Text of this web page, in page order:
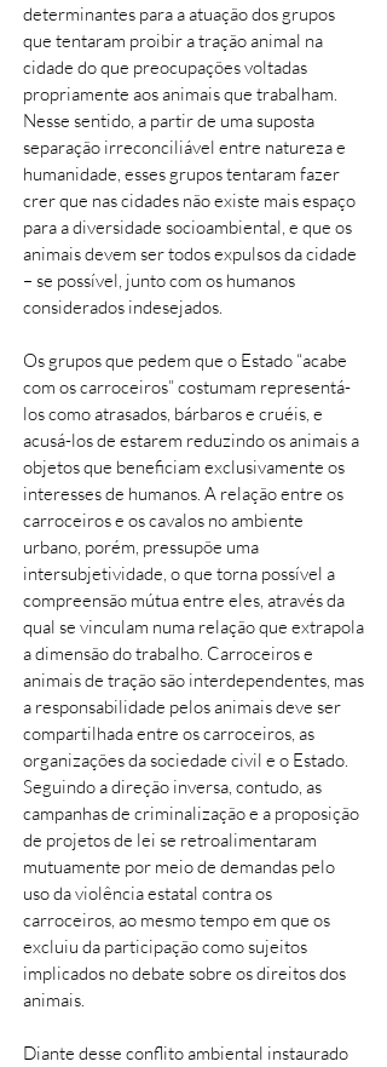
determinantes para a atuação dos grupos
que tentaram proibir a tração animal na
cidade do que preocupações voltadas
propriamente aos animais que trabalham.
Nesse sentido, a partir de uma suposta
separação irreconciliável entre natureza e
humanidade, esses grupos tentaram fazer
crer que nas cidades não existe mais espaço
para a diversidade socioambiental, e que os
animais devem ser todos expulsos da cidade
– se possível, junto com os humanos
considerados indesejados.
Os grupos que pedem que o Estado “acabe
com os carroceiros” costumam representá-
los como atrasados, bárbaros e cruéis, e
acusá-los de estarem reduzindo os animais a
objetos que beneficiam exclusivamente os
interesses de humanos. A relação entre os
carroceiros e os cavalos no ambiente
urbano, porém, pressupõe uma
intersubjetividade, o que torna possível a
compreensão mútua entre eles, através da
qual se vinculam numa relação que extrapola
a dimensão do trabalho. Carroceiros e
animais de tração são interdependentes, mas
a responsabilidade pelos animais deve ser
compartilhada entre os carroceiros, as
organizações da sociedade civil e o Estado.
Seguindo a direção inversa, contudo, as
campanhas de criminalização e a proposição
de projetos de lei se retroalimentaram
mutuamente por meio de demandas pelo
uso da violência estatal contra os
carroceiros, ao mesmo tempo em que os
excluiu da participação como sujeitos
implicados no debate sobre os direitos dos
animais.
Diante desse conflito ambiental instaurado